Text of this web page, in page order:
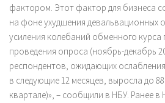
фактором. Этот фактор для бизнеса
на фоне ухудшения девальвационных
усиления колебаний обменного курса
проведения опроса (ноябрь-декабрь
респондентов, ожидающих
в следующие 12 месяцев, выросла до
квартале)», – сообщили в НБУ. Ранее